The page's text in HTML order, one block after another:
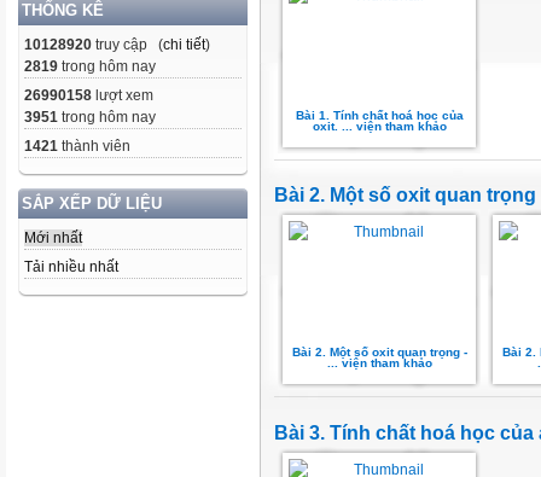
THỐNG KÊ
10128920 truy cập (chi tiết)
2819 trong hôm nay
26990158 lượt xem
3951 trong hôm nay
1421 thành viên
SẮP XẾP DỮ LIỆU
Mới nhất
Tải nhiều nhất
Bài 1. Tính chất hoá học của
oxit. ... viện tham khảo
Bài 2. Một số oxit quan trọng
Bài 2. Một số oxit quan trọng -
... viện tham khảo
Bài 2.
Bài 3. Tính chất hoá học của